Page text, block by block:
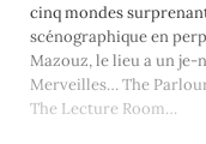
cinq mondes
scénographique en
Mazouz, le lieu a un je-
Merveilles… The
The Lecture Room…